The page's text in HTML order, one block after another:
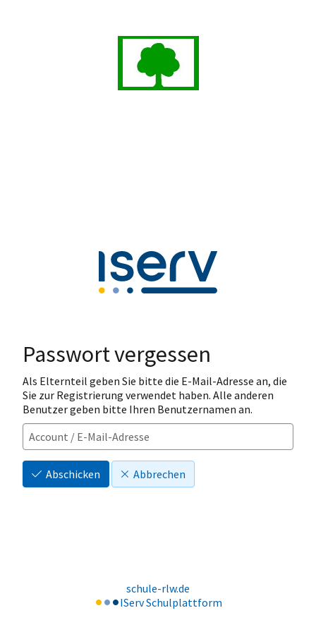
Passwort vergessen
Als Elternteil geben Sie bitte die E-Mail-Adresse an, die
Sie zur Registrierung verwendet haben. Alle anderen
Benutzer geben bitte Ihren Benutzernamen an.
Abschicken Abbrechen
schule-rlw.de
IServ Schulplattform